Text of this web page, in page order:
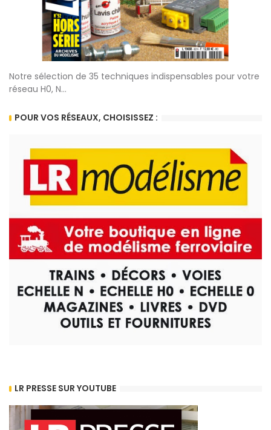
Notre sélection de 35 techniques indispensables pour votre
réseau H0, N...
POUR VOS RÉSEAUX, CHOISISSEZ :
LR PRESSE SUR YOUTUBE